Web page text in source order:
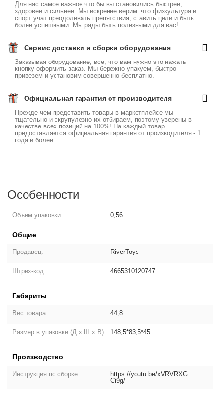
Для нас самое важное что бы вы становились быстрее,
здоровее и сильнее. Мы искренне верим, что физкультура и
спорт учат преодолевать препятствия, ставить цели и быть
более успешными. Мы рады быть полезными для вас!
Сервис доставки и сборки оборудования
Заказывая оборудование, все, что вам нужно это нажать
кнопку оформить заказ. Мы бережно упакуем, быстро
привезем и установим совершенно бесплатно.
Официальная гарантия от производителя
Прежде чем представить товары в маркетплейсе мы
тщательно и скрупулезно их отбираем, поэтому уверены в
качестве всех позиций на 100%! На каждый товар
предоставляется официальная гарантия от производителя - 1
года и более
Особенности
Объем упаковки: 0,56
Общие
Продавец: RiverToys
Штрих-код: 4665310120747
Габариты
Вес товара: 44,8
Размер в упаковке (Д х Ш х В): 148,5*83,5*45
Производство
Инструкция по сборке:
https://youtu.be/xVRVRXG
Ci9g/